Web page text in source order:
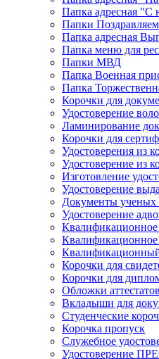
Папка адресная "C
Папки Поздравляем
Папка адресная
Папка меню для
Папки МВД
Папка Военная
Папка
Корочки для
Удостоверение
Ламинирование
Корочки для
Удостоверения из
Удостоверение из
Изготовление
Удостоверение
Документы ученых
Удостоверение
Квалификационное
Квалификационное
Корочки для
Корочки для
Обложки аттестатов
Вкладыши для
Студенческие
Корочка пропуск
Служебное
Удостоверение